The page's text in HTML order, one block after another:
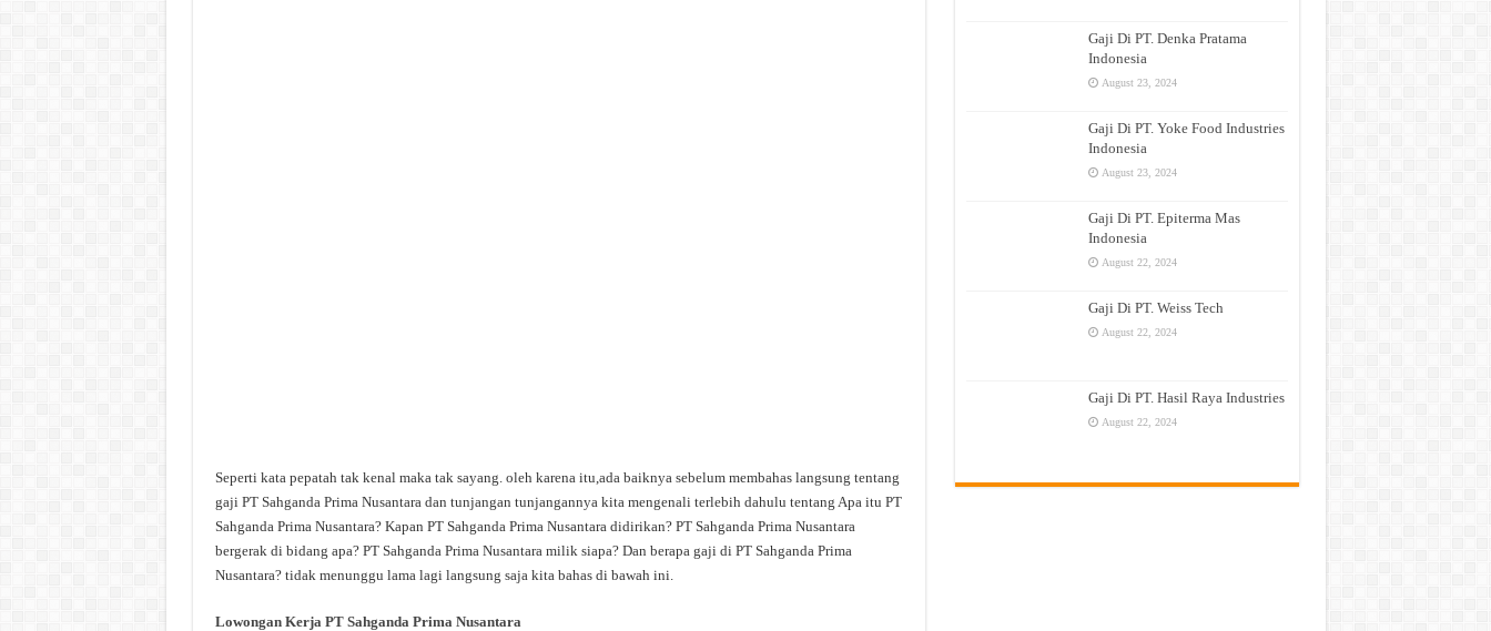
Seperti kata pepatah tak kenal maka tak sayang. oleh karena itu,ada baiknya sebelum membahas langsung tentang
gaji PT Sahganda Prima Nusantara dan tunjangan tunjangannya kita mengenali terlebih dahulu tentang Apa itu PT
Sahganda Prima Nusantara? Kapan PT Sahganda Prima Nusantara didirikan? PT Sahganda Prima Nusantara
bergerak di bidang apa? PT Sahganda Prima Nusantara milik siapa? Dan berapa gaji di PT Sahganda Prima
Nusantara? tidak menunggu lama lagi langsung saja kita bahas di bawah ini.
Lowongan Kerja PT Sahganda Prima Nusantara
Gaji Di PT. Denka Pratama
Indonesia
August 23, 2024
Gaji Di PT. Yoke Food Industries
Indonesia
August 23, 2024
Gaji Di PT. Epiterma Mas
Indonesia
August 22, 2024
Gaji Di PT. Weiss Tech
August 22, 2024
Gaji Di PT. Hasil Raya Industries
August 22, 2024